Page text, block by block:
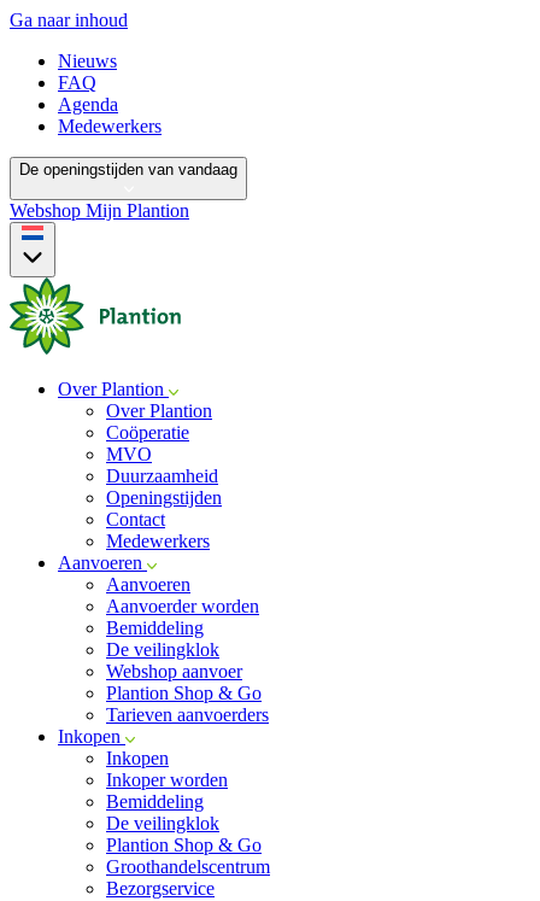
Ga naar inhoud
Nieuws
FAQ
Agenda
Medewerkers
De openingstijden van vandaag
Webshop Mijn Plantion
Over Plantion
Over Plantion
Coöperatie
MVO
Duurzaamheid
Openingstijden
Contact
Medewerkers
Aanvoeren
Aanvoeren
Aanvoerder worden
Bemiddeling
De veilingklok
Webshop aanvoer
Plantion Shop & Go
Tarieven aanvoerders
Inkopen
Inkopen
Inkoper worden
Bemiddeling
De veilingklok
Plantion Shop & Go
Groothandelscentrum
Bezorgservice